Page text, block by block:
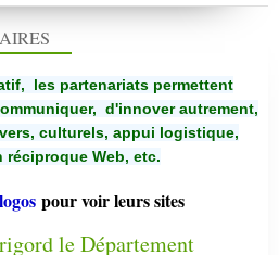
les partenariats permettent
d'innover autrement,
culturels, appui logistique,
réciproque Web, etc.
pour voir leurs sites